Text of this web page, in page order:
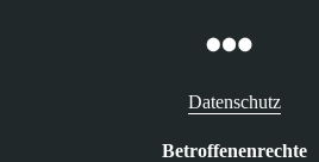
Datenschutz
Betroffenenrechte